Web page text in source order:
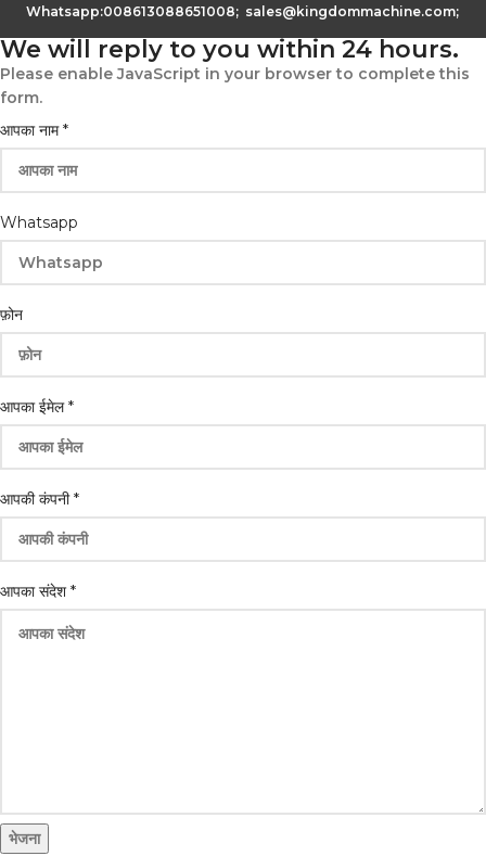
Whatsapp:008613088651008; sales@kingdommachine.com;
We will reply to you within 24 hours.
Please enable JavaScript in your browser to complete this
form.
आपका नाम*
Whatsapp
कंपनी
ईमेल
Whatsapp
फ़ोन
आपका ईमेल*
आपकी कंपनी*
आपका संदेश *
भेजना